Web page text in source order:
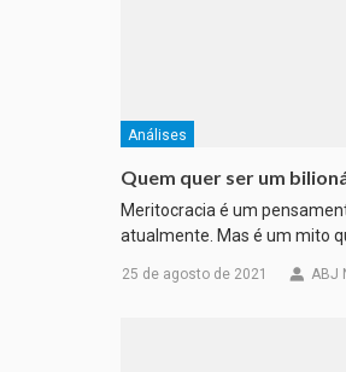
Análises
Quem quer ser um
Meritocracia é um
atualmente. Mas é um mito
25 de agosto de 2021 ABJ